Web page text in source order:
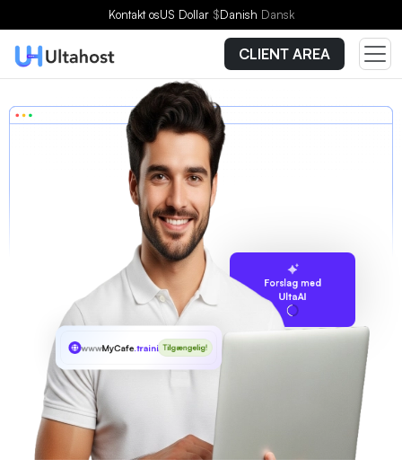
Kontakt osUS Dollar $Danish Dansk
CLIENT AREA
Forslag med
UltaAI
wwwMyCafe.trainingTilgængelig!